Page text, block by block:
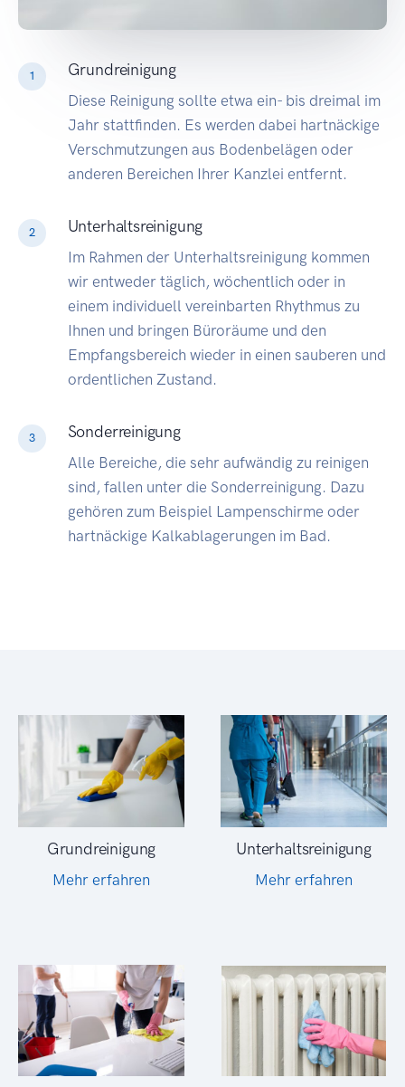
1 Grundreinigung
Diese Reinigung sollte etwa ein- bis dreimal im
Jahr stattfinden. Es werden dabei hartnäckige
Verschmutzungen aus Bodenbelägen oder
anderen Bereichen Ihrer Kanzlei entfernt.
2 Unterhaltsreinigung
Im Rahmen der Unterhaltsreinigung kommen
wir entweder täglich, wöchentlich oder in
einem individuell vereinbarten Rhythmus zu
Ihnen und bringen Büroräume und den
Empfangsbereich wieder in einen sauberen und
ordentlichen Zustand.
3 Sonderreinigung
Alle Bereiche, die sehr aufwändig zu reinigen
sind, fallen unter die Sonderreinigung. Dazu
gehören zum Beispiel Lampenschirme oder
hartnäckige Kalkablagerungen im Bad.
Grundreinigung
Mehr erfahren
Unterhaltsreinigung
Mehr erfahren